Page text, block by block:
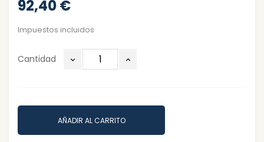
92,40 €
Impuestos incluidos
Cantidad
AÑADIR AL CARRITO